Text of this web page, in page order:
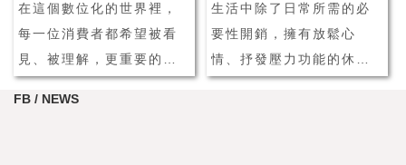
理...
在這個數位化的世界裡，
每一位消費者都希望被看
見、被理解，更重要的
是，他們希望接收到的訊
生活中除了日常所需的必
要性開銷，擁有放鬆心
情、抒發壓力功能的休閒
娛樂活動，也逐漸成為消
FB / NEWS